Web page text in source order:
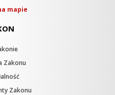
mapie
Zakonu
Zakonu